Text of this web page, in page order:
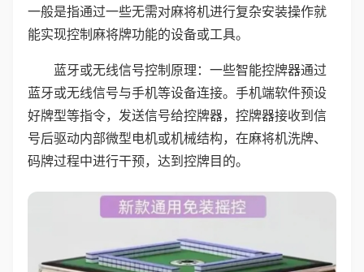
一般是指通过一些无需对麻将机进行复杂安装操作就
能实现控制麻将牌功能的设备或工具。
蓝牙或无线信号控制原理：一些智能控牌器通过
蓝牙或无线信号与手机等设备连接。手机端软件预设
好牌型等指令，发送信号给控牌器，控牌器接收到信
号后驱动内部微型电机或机械结构，在麻将机洗牌、
码牌过程中进行干预，达到控牌目的。